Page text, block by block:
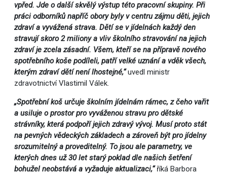
vpřed. Jde o další skvělý výstup této pracovní skupiny. Při
práci odborníků napříč obory byly v centru zájmu děti, jejich
zdraví a vyvážená strava. Dětí se v jídelnách každý den
stravují skoro 2 miliony a vliv školního stravování na jejich
zdraví je zcela zásadní. Všem, kteří se na přípravě nového
spotřebního koše podíleli, patří velké uznání a vděk všech,
kterým zdraví dětí není lhostejné,“uvedl ministr
zdravotnictví Vlastimil Válek.
„Spotřební koš určuje školním jídelnám rámec, z čeho vařit
a usiluje o prostor pro vyváženou stravu pro dětské
strávníky, která podpoří jejich zdravý vývoj. Musí proto stát
na pevných vědeckých základech a zároveň být pro jídelny
srozumitelný a proveditelný. To jsou ale parametry, ve
kterých dnes už 30 let starý poklad dle našich šetření
bohužel neobstává a vyžaduje aktualizaci,“říká Barbora